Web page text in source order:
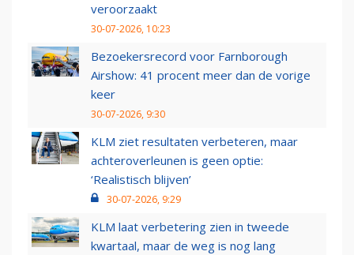
veroorzaakt
30-07-2026, 10:23
Bezoekersrecord voor Farnborough
Airshow: 41 procent meer dan de vorige
keer
30-07-2026, 9:30
KLM ziet resultaten verbeteren, maar
achteroverleunen is geen optie:
‘Realistisch blijven’
30-07-2026, 9:29
KLM laat verbetering zien in tweede
kwartaal, maar de weg is nog lang